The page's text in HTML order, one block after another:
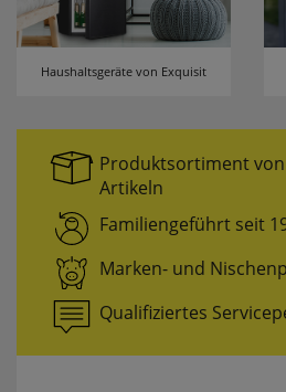
Haushaltsgeräte von Exquisit
Produktsortiment
Artikeln
Familiengeführt seit
Marken- und
Qualifiziertes